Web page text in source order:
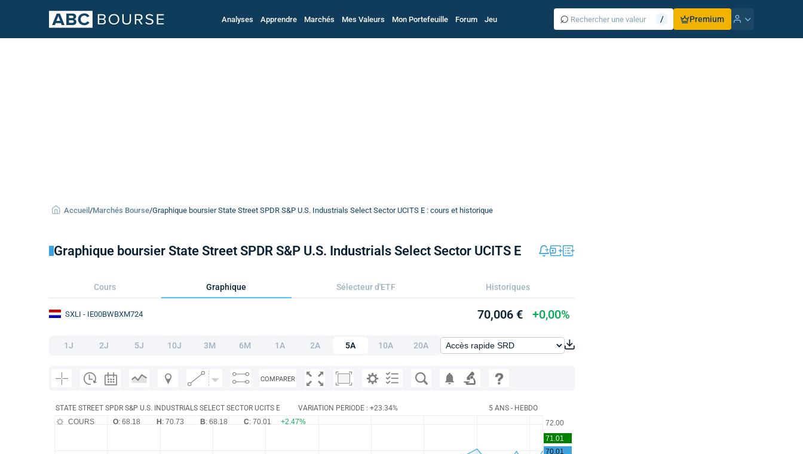
Analyses Apprendre Marchés Mes Valeurs Mon Portefeuille Forum Jeu ⌕ / Premium
Accueil /Marchés Bourse/Graphique boursier State Street SPDR S&P U.S. Industrials Select Sector UCITS E : cours et historique
Graphique boursier State Street SPDR S&P U.S. Industrials Select Sector UCITS E
Cours Graphique Sélecteur d'ETF Historiques
SXLI - IE00BWBXM724 70,006 € +0,00%
1J 2J 5J 10J 3M 6M 1A 2A 5A 10A 20A
COMPARER
STATE STREET SPDR S&P U.S. INDUSTRIALS SELECT SECTOR UCITS E VARIATION PERIODE : +23.34% 5 ANS - HEBDO
COURS O: 68.18 H : 70.73 B: 68.18 C: 70.01 +2.47%